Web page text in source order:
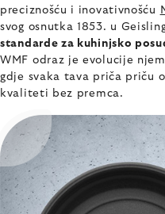
preciznošću i inovativnošću
svog osnutka 1853. u
standarde za kuhinjsko
WMF odraz je evolucije
gdje svaka tava priča priču
kvaliteti bez premca.